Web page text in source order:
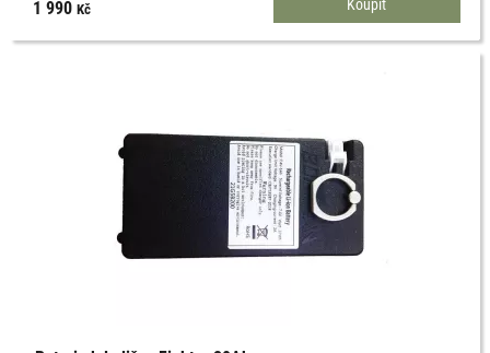
1 990Kč